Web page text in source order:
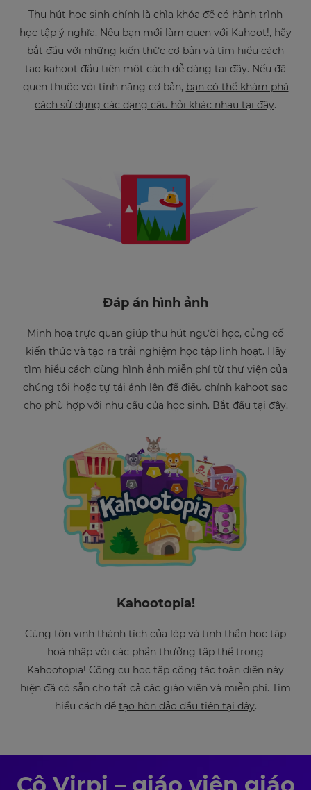
Thu hút học sinh chính là chìa khóa để có hành trình
học tập ý nghĩa. Nếu bạn mới làm quen với Kahoot!, hãy
bắt đầu với những kiến thức cơ bản và tìm hiểu cách
tạo kahoot đầu tiên một cách dễ dàng tại đây. Nếu đã
quen thuộc với tính năng cơ bản, bạn có thể khám phá
cách sử dụng các dạng câu hỏi khác nhau tại đây.
Đáp án hình ảnh
Minh hoạ trực quan giúp thu hút người học, củng cố
kiến thức và tạo ra trải nghiệm học tập linh hoạt. Hãy
tìm hiểu cách dùng hình ảnh miễn phí từ thư viện của
chúng tôi hoặc tự tải ảnh lên để điều chỉnh kahoot sao
cho phù hợp với nhu cầu của học sinh. Bắt đầu tại đây.
Kahootopia!
Cùng tôn vinh thành tích của lớp và tinh thần học tập
hoà nhập với các phần thưởng tập thể trong
Kahootopia! Công cụ học tập cộng tác toàn diện này
hiện đã có sẵn cho tất cả các giáo viên và miễn phí. Tìm
hiểu cách để tạo hòn đảo đầu tiên tại đây.